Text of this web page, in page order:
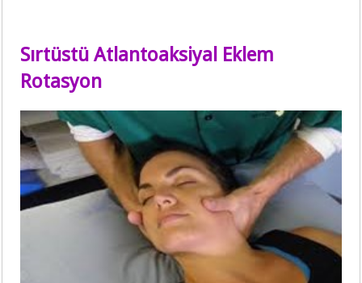
Sırtüstü Atlantoaksiyal Eklem
Rotasyon